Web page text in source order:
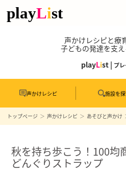
声かけレシピと療
子どもの発達を支
playList | プ
声かけレシピ 施設を
トップページ 声かけレシピ あそびと声かけ
秋を持ち歩こう！100均
どんぐりストラップ